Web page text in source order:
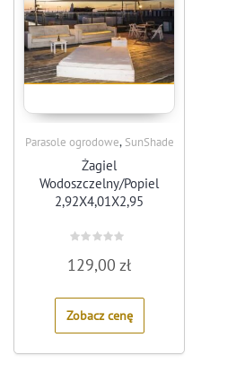
Parasole ogrodowe, SunShade
Żagiel
Wodoszczelny/Popiel
2,92X4,01X2,95
0
out
5
129,00zł
Zobacz cenę